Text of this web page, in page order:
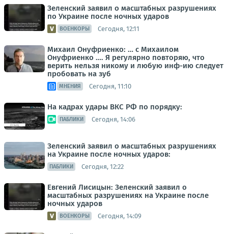
Зеленский заявил о масштабных разрушениях
по Украине после ночных ударов
ВОЕНКОРЫ Сегодня, 12:11
Михаил Онуфриенко: … с Михаилом
Онуфриенко …. Я регулярно повторяю, что
верить нельзя никому и любую инф-ию следует
пробовать на зуб
МНЕНИЯ Сегодня, 11:10
На кадрах удары ВКС РФ по порядку:
ПАБЛИКИ Сегодня, 14:06
Зеленский заявил о масштабных разрушениях
на Украине после ночных ударов:
ПАБЛИКИ Сегодня, 12:22
Евгений Лисицын: Зеленский заявил о
масштабных разрушениях на Украине после
ночных ударов
ВОЕНКОРЫ Сегодня, 14:09